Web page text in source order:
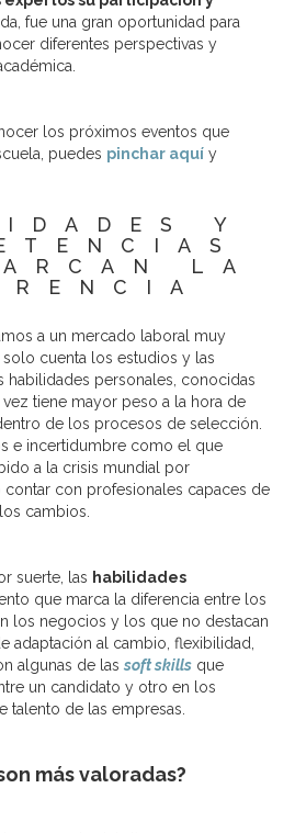
fue una gran oportunidad para
diferentes perspectivas y
los próximos eventos que
puedes pinchar aquí y
Y
LA
a un mercado laboral muy
cuenta los estudios y las
habilidades personales, conocidas
vez tiene mayor peso a la hora de
de los procesos de selección.
e incertidumbre como el que
a la crisis mundial por
contar con profesionales capaces de
cambios.
suerte, las habilidades
que marca la diferencia entre los
los negocios y los que no destacan
adaptación al cambio, flexibilidad,
algunas de las soft skills que
un candidato y otro en los
de las empresas.
más valoradas?